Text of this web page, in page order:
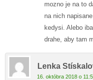
mozno je na to
na nich
kedysi. Alebo
drahe, aby tam
Lenka
16. októbra 2018 o